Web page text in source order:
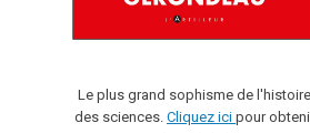
Le plus grand sophisme de l'histoire
des sciences. Cliquez ici pour